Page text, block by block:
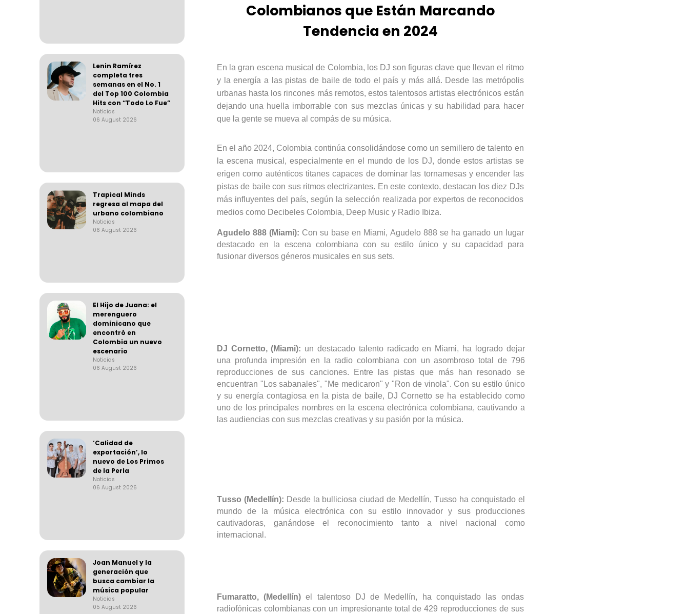
Lenin Ramírez
completa tres
semanas en el No. 1
del Top 100 Colombia
Hits con “Todo Lo Fue”
Noticias
06 August 2026
Trapical Minds
regresa al mapa del
urbano colombiano
Noticias
06 August 2026
El Hijo de Juana: el
merenguero
dominicano que
encontró en
Colombia un nuevo
escenario
Noticias
06 August 2026
‘Calidad de
exportación’, lo
nuevo de Los Primos
de la Perla
Noticias
06 August 2026
Joan Manuel y la
generación que
busca cambiar la
música popular
Noticias
05 August 2026
Colombianos que Están Marcando
Tendencia en 2024
En la gran escena musical de Colombia, los DJ son figuras clave que llevan el ritmo
y la energía a las pistas de baile de todo el país y más allá. Desde las metrópolis
urbanas hasta los rincones más remotos, estos talentosos artistas electrónicos están
dejando una huella imborrable con sus mezclas únicas y su habilidad para hacer
que la gente se mueva al compás de su música.
En el año 2024, Colombia continúa consolidándose como un semillero de talento en
la escena musical, especialmente en el mundo de los DJ, donde estos artistas se
erigen como auténticos titanes capaces de dominar las tornamesas y encender las
pistas de baile con sus ritmos electrizantes. En este contexto, destacan los diez DJs
más influyentes del país, según la selección realizada por expertos de reconocidos
medios como Decibeles Colombia, Deep Music y Radio Ibiza.
Agudelo 888 (Miami): Con su base en Miami, Agudelo 888 se ha ganado un lugar
destacado en la escena colombiana con su estilo único y su capacidad para
fusionar diversos géneros musicales en sus sets.
DJ Cornetto, (Miami): un destacado talento radicado en Miami, ha logrado dejar
una profunda impresión en la radio colombiana con un asombroso total de 796
reproducciones de sus canciones. Entre las pistas que más han resonado se
encuentran "Los sabanales", "Me medicaron" y "Ron de vinola". Con su estilo único
y su energía contagiosa en la pista de baile, DJ Cornetto se ha establecido como
uno de los principales nombres en la escena electrónica colombiana, cautivando a
las audiencias con sus mezclas creativas y su pasión por la música.
Tusso (Medellín): Desde la bulliciosa ciudad de Medellín, Tussoha conquistado el
mundo de la música electrónica con su estilo innovador y sus producciones
cautivadoras, ganándose el reconocimiento tanto a nivel nacional como
internacional.
Fumaratto, (Medellín) el talentoso DJ de Medellín, ha conquistado las ondas
radiofónicas colombianas con un impresionante total de 429 reproducciones de sus